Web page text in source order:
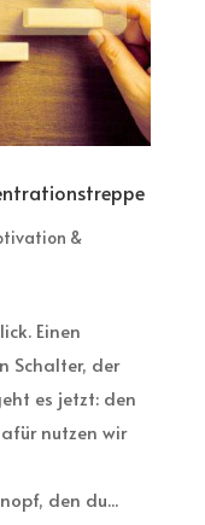
&
Einen
Schalter, der
es jetzt: den
nutzen wir
den du...